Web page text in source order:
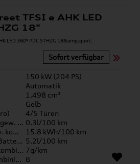
TFSI e AHK LED
18"
Sofort verfügbar
150 kW (204 PS)
Automatik
1.498 cm³
Gelb
4/5 Türen
Kraftstoffverbrauch gew. kombiniert 0.3l/100 km
Stromverbrauch gew. kombiniert
15.8 kWh/100 km
Kraftst. komb. entl. Batterie 5.2l/100 km
CO2-Emission gew. kombiniert 7g/km
CO2-Klasse gew. kombiniert B